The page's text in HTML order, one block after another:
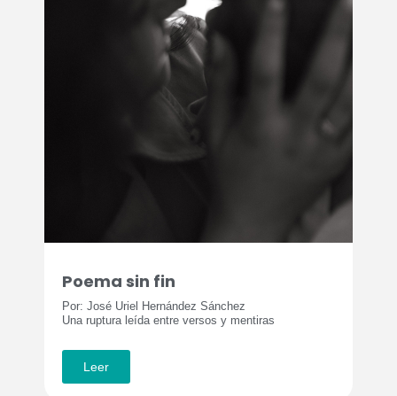
Poema sin fin
Por: José Uriel Hernández Sánchez
Una ruptura leída entre versos y mentiras
Leer